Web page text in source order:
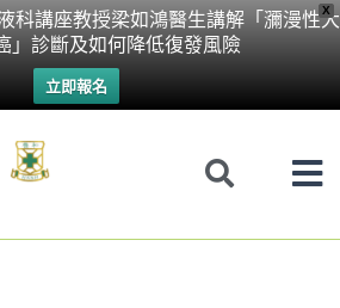
X
科講座教授梁如鴻醫生講解「瀰漫性大
」診斷及如何降低復發風險
立即報名